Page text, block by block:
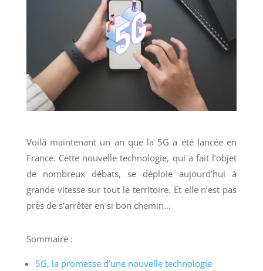
Voilà maintenant un an que la 5G a été lancée en
France. Cette nouvelle technologie, qui a fait l’objet
de nombreux débats, se déploie aujourd’hui à
grande vitesse sur tout le territoire. Et elle n’est pas
près de s’arrêter en si bon chemin…
Sommaire :
5G, la promesse d’une nouvelle technologie